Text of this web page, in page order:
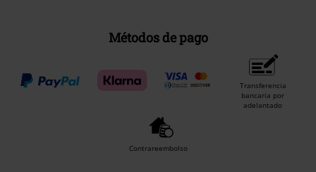
Métodos de pago
Transferencia
bancaria por
adelantado
Contrareembolso